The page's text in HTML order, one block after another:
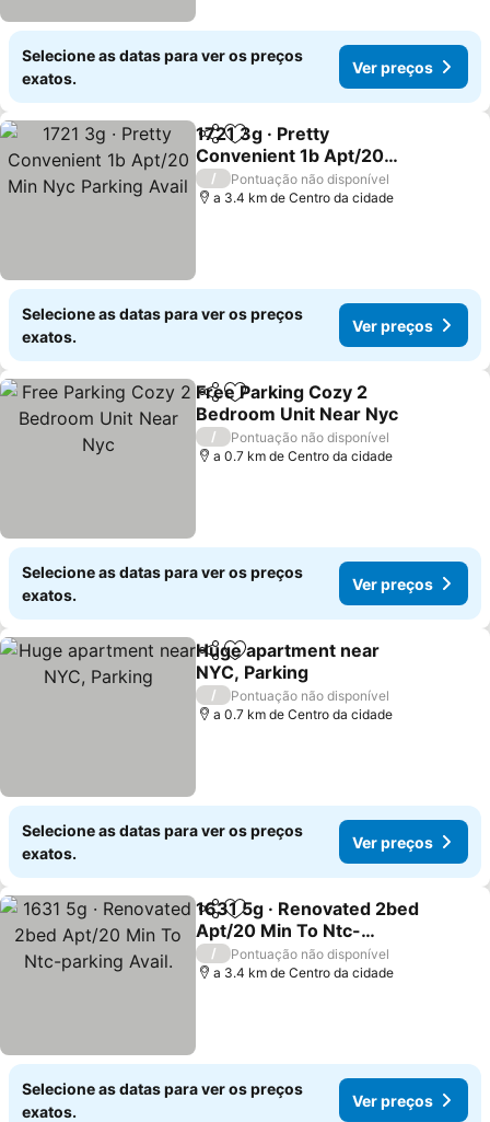
Selecione as datas para ver os preços
exatos.
Ver preços
PartilharAdicionar aos favoritos
1721 3g · Pretty
Convenient 1b Apt/20
Min Nyc Parking Avail
Ver preços
/
Pontuação não disponível
a 3.4 km de Centro da cidade
Selecione as datas para ver os preços
exatos.
Ver preços
PartilharAdicionar aos favoritos
Free Parking Cozy 2
Bedroom Unit Near Nyc
Ver preços
/
Pontuação não disponível
a 0.7 km de Centro da cidade
Selecione as datas para ver os preços
exatos.
Ver preços
PartilharAdicionar aos favoritos
Huge apartment near
NYC, Parking
Ver preços
/
Pontuação não disponível
a 0.7 km de Centro da cidade
Selecione as datas para ver os preços
exatos.
Ver preços
PartilharAdicionar aos favoritos
1631 5g · Renovated 2bed
Apt/20 Min To Ntc-
parking Avail.
Ver preços
/
Pontuação não disponível
a 3.4 km de Centro da cidade
Selecione as datas para ver os preços
exatos.
Ver preços